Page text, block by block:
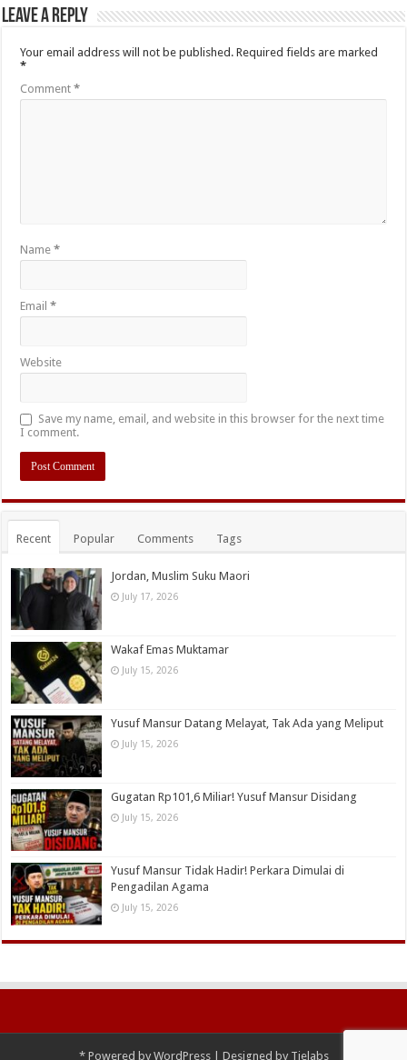
Leave a Reply
Your email address will not be published. Required fields are marked
*
Comment*
Name*
Email*
Website
Save my name, email, and website in this browser for the next time
I comment.
Recent Popular Comments Tags
Jordan, Muslim Suku Maori
July 17, 2026
Wakaf Emas Muktamar
July 15, 2026
Yusuf Mansur Datang Melayat, Tak Ada yang Meliput
July 15, 2026
Gugatan Rp101,6 Miliar! Yusuf Mansur Disidang
July 15, 2026
Yusuf Mansur Tidak Hadir! Perkara Dimulai di
Pengadilan Agama
July 15, 2026
*Powered by WordPress| Designed by Tielabs